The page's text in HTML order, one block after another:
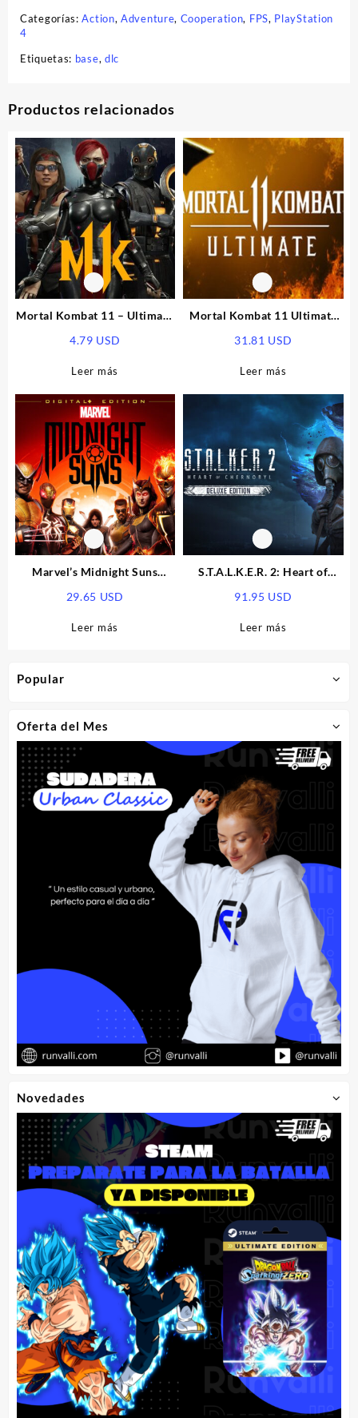
Popular
Oferta del Mes
Novedades
Categorías:Action,Adventure, Cooperation, FPS, PlayStation
4
Etiquetas: base, dlc
Productos relacionados
Mortal Kombat 11 – Ultimate
EU PS5 CD Key
4.79 USD
Leer más
Mortal Kombat 11 Ultimate
31.81 USD
Leer más
Marvel’s Midnight Suns
Series X|S CD Key
29.65 USD
Leer más
S.T.A.L.K.E.R. 2: Heart of
PRE-ORDER EU Xbox Series
X|S CD Key
91.95 USD
Leer más